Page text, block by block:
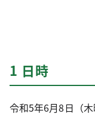
1 日時
令和5年6月8日（